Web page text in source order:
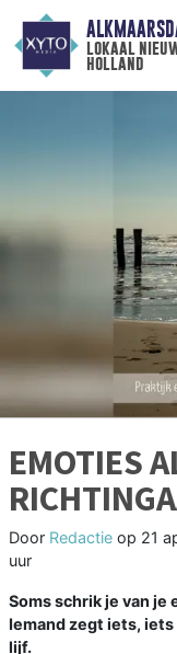
lokaal
holland
EMOTIES
Door Redactie op 21
uur
Soms schrik je van je
Iemand zegt iets,
lijf.